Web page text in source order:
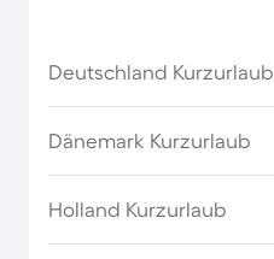
Deutschland Kurzurlaub
Dänemark Kurzurlaub
Holland Kurzurlaub